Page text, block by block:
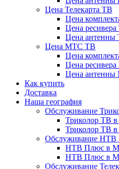
Цена Телекарта ТВ
Цена
Цена ресивера
Цена антенны
Цена МТС ТВ
Цена
Цена
Цена
Как купить
Доставка
Наша география
Обслуживание
Триколор ТВ
Триколор ТВ в
Обслуживание
НТВ Плюс в
НТВ Плюс в
Обслуживание